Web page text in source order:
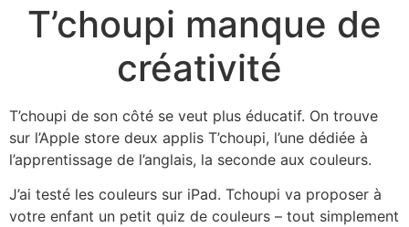
T’choupi manque de
créativité
T’choupi de son côté se veut plus éducatif. On trouve
sur l’Apple store deux applis T’choupi, l’une dédiée à
l’apprentissage de l’anglais, la seconde aux couleurs.
J’ai testé les couleurs sur iPad. Tchoupi va proposer à
votre enfant un petit quiz de couleurs – tout simplement